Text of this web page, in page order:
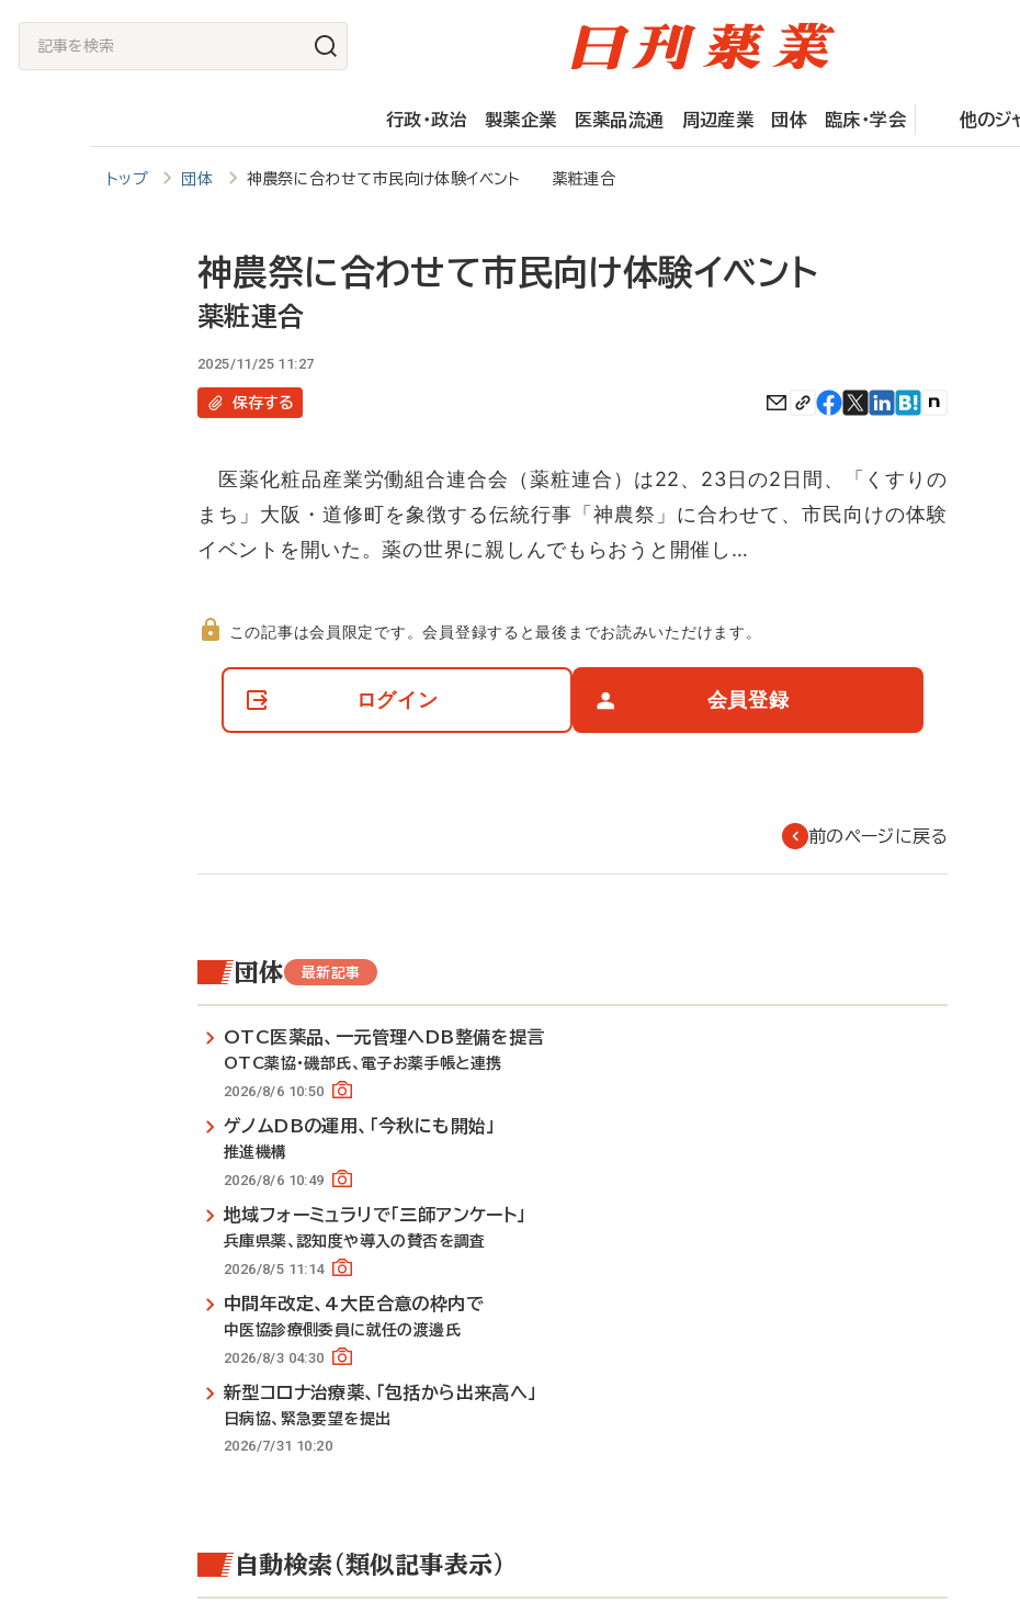
記
事
行政・政治 製薬企業 医薬品流通 周辺産業 団体 臨床・学会 他のジ
トップ 団体 神農祭に合わせて市民向け体験イベント 薬粧連合
神農祭に合わせて市民向け体験イベント
薬粧連合
2025/11/25 11:27
保存する
医薬化粧品産業労働組合連合会（薬粧連合）は22、23日の2日間、「くすりの
まち」大阪・道修町を象徴する伝統行事「神農祭」に合わせて、市民向けの体験
イベントを開いた。薬の世界に親しんでもらおうと開催し…
て
この記事は会員限定です。会員登録すると最後までお読みいただけます。
ログイン 会員登録
前のページに戻る
団体 最新記事
OTC医薬品、一元管理へDB整備を提言
OTC薬協・磯部氏、電子お薬手帳と連携
2026/8/6 10:50
ゲノムDBの運用、「今秋にも開始」
推進機構
2026/8/6 10:49
地域フォーミュラリで「三師アンケート」
兵庫県薬、認知度や導入の賛否を調査
2026/8/5 11:14
中間年改定、4大臣合意の枠内で
中医協診療側委員に就任の渡邊氏
2026/8/3 04:30
新型コロナ治療薬、「包括から出来高へ」
日病協、緊急要望を提出
2026/7/31 10:20
自動検索（類似記事表示）